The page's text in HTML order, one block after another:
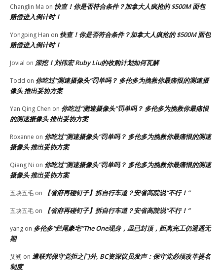
Changlin Ma on 快查！你是否符合条件？加拿大人疯抢的 $500M 面包
赔偿进入倒计时！
Yongping Han on 快查！你是否符合条件？加拿大人疯抢的 $500M 面包
赔偿进入倒计时！
Jovial on 深挖！刘伟宏 Ruby Liu的收购计划如何瓦解
Todd on 你吃过“测速摄像头”罚单吗？ 多伦多为挽救你最痛恨的测速摄
像头 推出妥协方案
Yan Qing Chen on 你吃过“测速摄像头”罚单吗？ 多伦多为挽救你最痛恨
的测速摄像头 推出妥协方案
Roxanne on 你吃过“测速摄像头”罚单吗？ 多伦多为挽救你最痛恨的测速
摄像头 推出妥协方案
Qiang Ni on 你吃过“测速摄像头”罚单吗？ 多伦多为挽救你最痛恨的测速
摄像头 推出妥协方案
五块五毛 on 【省府再碰钉子】拆自行车道？安省高院说“不行！”
五块五毛 on 【省府再碰钉子】拆自行车道？安省高院说“不行！”
yang on 多伦多“烂尾豪宅”The One现身，虽已封顶，距离完工仍遥遥无
期
艾朔 on 遭联邦保守党拒之门外, BC资深议员发声：保守党必须改革提名
制度